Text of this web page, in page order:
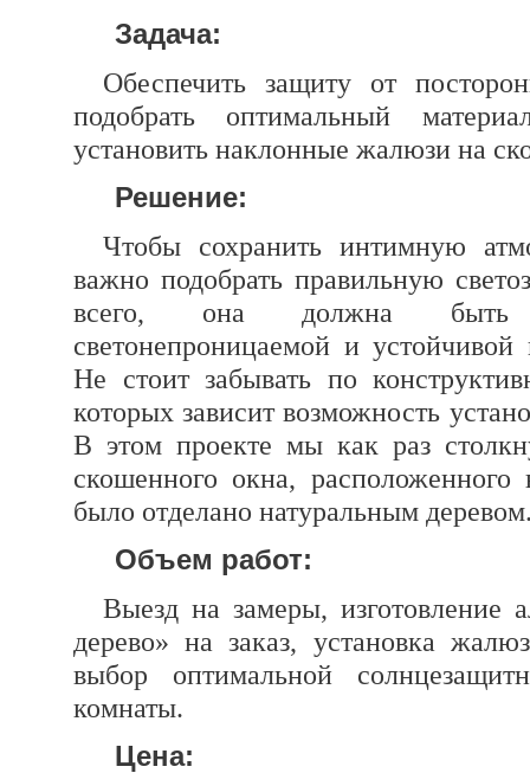
Задача:
Обеспечить защиту от
подобрать оптимальный
установить наклонные жалюзи на
Решение:
Чтобы сохранить интимную
важно подобрать правильную
всего, она должна быть
светонепроницаемой и
Не стоит забывать по
которых зависит возможность
В этом проекте мы как раз
скошенного окна,
было отделано натуральным
Объем работ:
Выезд на замеры,
дерево» на заказ, установка
выбор оптимальной
комнаты.
Цена: